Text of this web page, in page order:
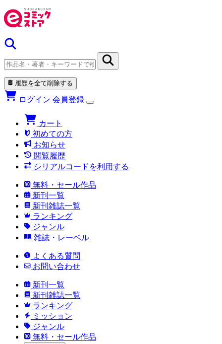
履歴を全て削除する
ログイン 会員登録
カート
初めての方
お知らせ
閲覧履歴
シリアルコードを利用する
無料・セール作品
新刊一覧
新刊雑誌一覧
ランキング
ジャンル
雑誌・レーベル
よくある質問
お問い合わせ
新刊一覧
新刊雑誌一覧
ランキング
ミッション
ジャンル
無料・セール作品